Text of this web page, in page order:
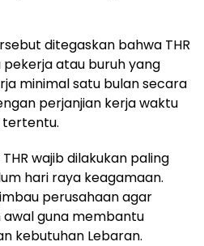
ditegaskan bahwa THR
atau buruh yang
minimal satu bulan secara
perjanjian kerja waktu
wajib dilakukan paling
hari raya keagamaan.
perusahaan agar
awal guna membantu
kebutuhan Lebaran.